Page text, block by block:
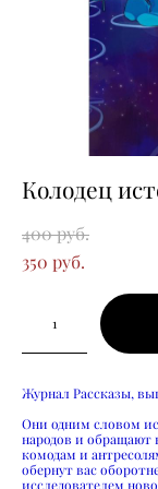
Колодец
400 pуб.
350 pуб.
Журнал Рассказы,
Они одним словом
народов и обращают
комодам и
обернут вас
исследователем